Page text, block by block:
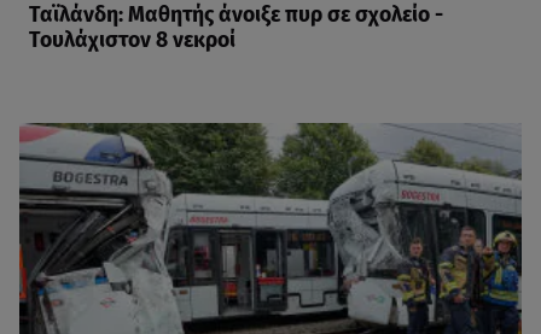
Ταϊλάνδη: Μαθητής άνοιξε πυρ σε σχολείο -
Τουλάχιστον 8 νεκροί